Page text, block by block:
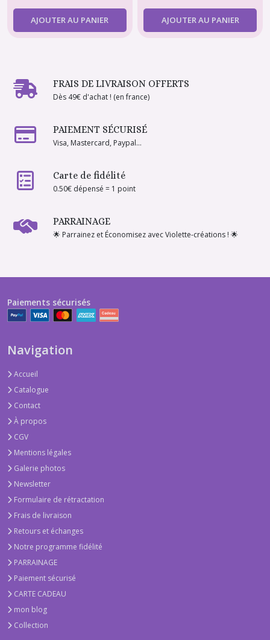
AJOUTER AU PANIER AJOUTER AU PANIER
FRAIS DE LIVRAISON OFFERTS
Dès 49€ d'achat ! (en france)
PAIEMENT SÉCURISÉ
Visa, Mastercard, Paypal...
Carte de fidélité
0.50€ dépensé = 1 point
PARRAINAGE
🌟 Parrainez et Économisez avec Violette-créations ! 🌟
Paiements sécurisés
Navigation
Accueil
Catalogue
Contact
À propos
CGV
Mentions légales
Galerie photos
Newsletter
Formulaire de rétractation
Frais de livraison
Retours et échanges
Notre programme fidélité
PARRAINAGE
Paiement sécurisé
CARTE CADEAU
mon blog
Collection